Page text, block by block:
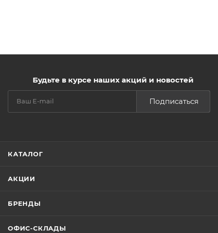
Будьте в курсе наших акций и новостей
Подписаться
КАТАЛОГ
АКЦИИ
БРЕНДЫ
ОФИС-СКЛАДЫ